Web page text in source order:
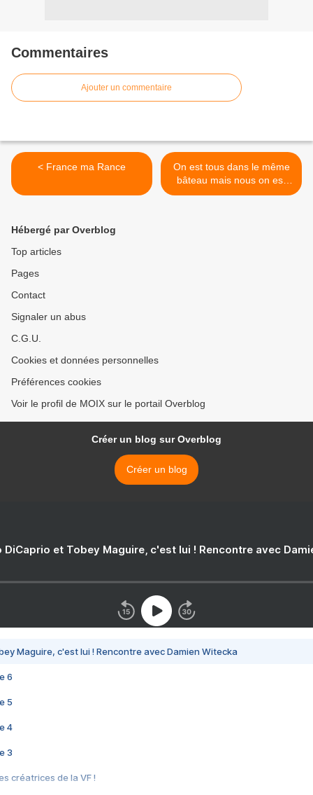
Commentaires
Ajouter un commentaire
< France ma Rance
On est tous dans le même
bâteau mais nous on est
dans la cale >
Hébergé par Overblog
Top articles
Pages
Contact
Signaler un abus
C.G.U.
Cookies et données personnelles
Préférences cookies
Voir le profil de MOIX sur le portail Overblog
Créer un blog sur Overblog
Créer un blog
DiCaprio et Tobey Maguire, c'est lui ! Rencontre avec
Maguire, c'est lui ! Rencontre avec Damien Witecka
6
5
4
3
créatrices de la VF !